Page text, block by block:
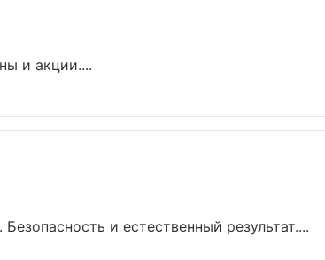
и акции....
и естественный результат....